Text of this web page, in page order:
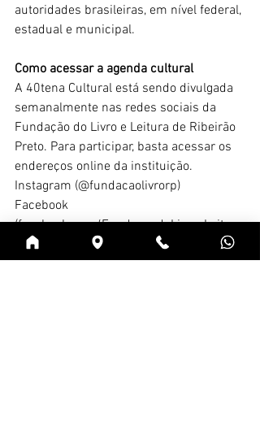
autoridades brasileiras, em nível federal,
estadual e municipal.
Como acessar a agenda cultural
A 40tena Cultural está sendo divulgada
semanalmente nas redes sociais da
Fundação do Livro e Leitura de Ribeirão
Preto. Para participar, basta acessar os
endereços online da instituição.
Instagram (@fundacaolivrorp)
Facebook
(facebook.com/FundacaodoLivroeLeitura
RP)
Linkedin (fundacaolivrorp),